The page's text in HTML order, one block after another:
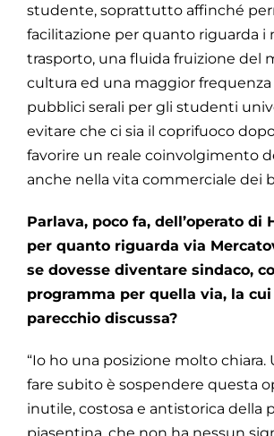
studente, soprattutto affinché
facilitazione per quanto riguarda i
trasporto, una fluida fruizione del
cultura ed una maggior frequenza
pubblici serali per gli studenti
evitare che ci sia il coprifuoco
favorire un reale coinvolgimento
anche nella vita commerciale dei
Parlava, poco fa, dell’operato di
per quanto riguarda via
se dovesse diventare sindaco,
programma per quella via, la
parecchio discussa?
“Io ho una posizione molto chiara.
fare subito è sospendere questa
inutile, costosa e antistorica della